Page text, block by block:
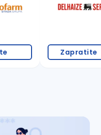
Zapratite